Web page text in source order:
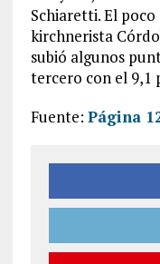
Schiaretti. El
kirchnerista
subió algunos
tercero con el 9,1
Fuente: Página